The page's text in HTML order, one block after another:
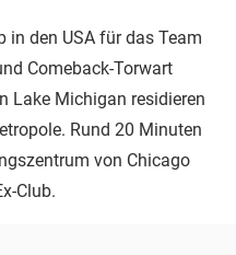
in den USA für das Team
Comeback-Torwart
Lake Michigan residieren
Rund 20 Minuten
von Chicago
Club.